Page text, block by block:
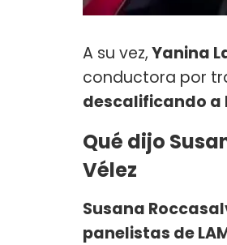
A su vez,Yanina
conductora por
descalificando a
Qué dijo
Vélez
Susana
panelistas de